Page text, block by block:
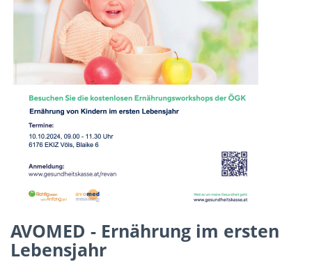
AVOMED - Ernährung im ersten
Lebensjahr